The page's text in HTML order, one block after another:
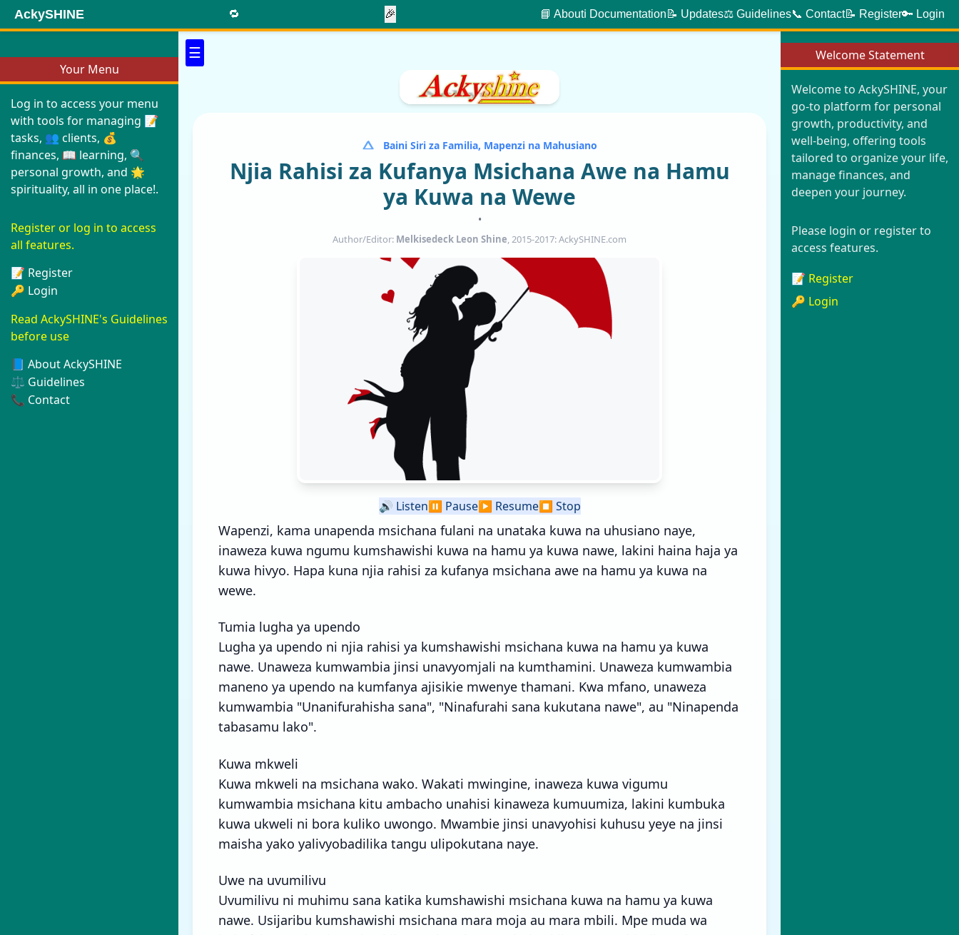
Your Menu
Log in to access your menu
with tools for managing 📝
tasks, 👥 clients, 💰
finances, 📖 learning, 🔍
personal growth, and 🌟
spirituality, all in one place!.
Register or log in to access
all features.
📝 Register
🔑 Login
Read AckySHINE's Guidelines
before use
📘 About AckySHINE
⚖️ Guidelines
📞 Contact
☰ Welcome Statement
Welcome to AckySHINE, your
go-to platform for personal
growth, productivity, and
well-being, offering tools
tailored to organize your life,
manage finances, and
deepen your journey.
Please login or register to
access features.
📝 Register
🔑 Login
AckySHINE 🔁 🎉 📘 Aboutℹ️ Documentation 📝 Updates⚖️ Guidelines📞 Contact📝 Register🔑 Login
Baini Siri za Familia, Mapenzi na Mahusiano
Njia Rahisi za Kufanya Msichana Awe na Hamu
ya Kuwa na Wewe
•
Author/Editor: Melkisedeck Leon Shine, 2015-2017: AckySHINE.com
🔊 Listen⏸️ Pause▶️ Resume⏹️ Stop
Wapenzi, kama unapenda msichana fulani na unataka kuwa na uhusiano naye,
inaweza kuwa ngumu kumshawishi kuwa na hamu ya kuwa nawe, lakini haina haja ya
kuwa hivyo. Hapa kuna njia rahisi za kufanya msichana awe na hamu ya kuwa na
wewe.
Tumia lugha ya upendo
Lugha ya upendo ni njia rahisi ya kumshawishi msichana kuwa na hamu ya kuwa
nawe. Unaweza kumwambia jinsi unavyomjali na kumthamini. Unaweza kumwambia
maneno ya upendo na kumfanya ajisikie mwenye thamani. Kwa mfano, unaweza
kumwambia "Unanifurahisha sana", "Ninafurahi sana kukutana nawe", au "Ninapenda
tabasamu lako".
Kuwa mkweli
Kuwa mkweli na msichana wako. Wakati mwingine, inaweza kuwa vigumu
kumwambia msichana kitu ambacho unahisi kinaweza kumuumiza, lakini kumbuka
kuwa ukweli ni bora kuliko uwongo. Mwambie jinsi unavyohisi kuhusu yeye na jinsi
maisha yako yalivyobadilika tangu ulipokutana naye.
Uwe na uvumilivu
Uvumilivu ni muhimu sana katika kumshawishi msichana kuwa na hamu ya kuwa
nawe. Usijaribu kumshawishi msichana mara moja au mara mbili. Mpe muda wa